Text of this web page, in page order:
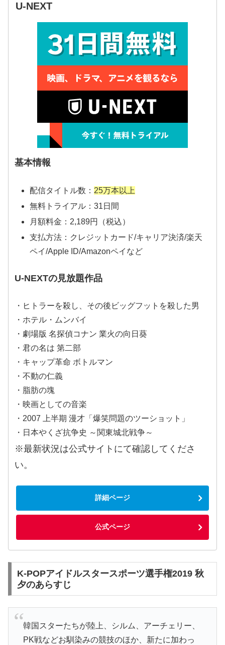
U-NEXT
基本情報
配信タイトル数： 25万本以上
無料トライアル：31日間
月額料金：2,189円（税込）
支払方法：クレジットカード/キャリア決済/楽天
ペイ/Apple ID/Amazonペイなど
U-NEXTの見放題作品
・ヒトラーを殺し、その後ビッグフットを殺した男
・ホテル・ムンバイ
・劇場版 名探偵コナン 業火の向日葵
・君の名は 第二部
・キャップ革命 ボトルマン
・不動の仁義
・脂肪の塊
・映画としての音楽
・2007 上半期 漫才「爆笑問題のツーショット」
・日本やくざ抗争史 ～関東城北戦争～
※最新状況は公式サイトにて確認してくださ
い。
詳細ページ
公式ページ
K-POPアイドルスタースポーツ選手権2019 秋
夕のあらすじ
韓国スターたちが陸上、シルム、アーチェリー、
PK戦などお馴染みの競技のほか、新たに加わっ